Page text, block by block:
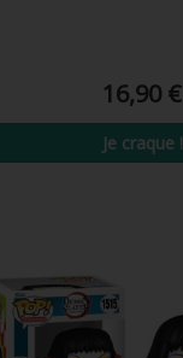
16,90 €
Je craque !